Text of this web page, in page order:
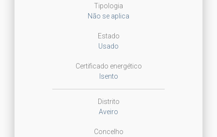
Tipologia
Não se aplica
Estado
Usado
Certificado energético
Isento
Distrito
Aveiro
Concelho